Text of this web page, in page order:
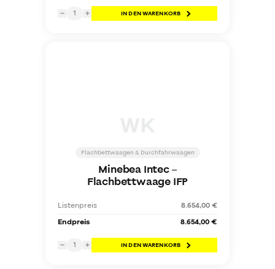
− 1 + IN DEN WARENKORB
Flachbettwaagen & Durchfahrwaagen
Minebea Intec–
Flachbettwaage IFP
Listenpreis
8.654,00 €
Endpreis
8.654,00 €
− 1 + IN DEN WARENKORB